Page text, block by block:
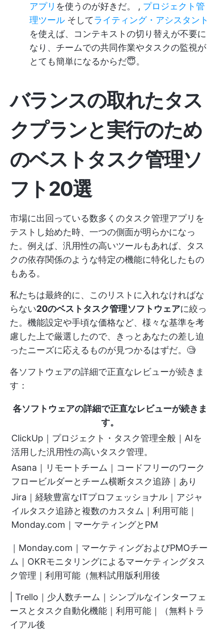
アプリ を使うのが好きだ。 , プロジェクト管
理ツール そしてライティング・アシスタント
を使えば、コンテキストの切り替えが不要に
なり、チームでの共同作業やタスクの監視が
とても簡単になるからだ😇。
バランスの取れたタス
クプランと実行のため
のベストタスク管理ソ
フト20選
市場に出回っている数多くのタスク管理アプリを
テストし始めた時、一つの側面が明らかになっ
た。例えば、汎用性の高いツールもあれば、タス
クの依存関係のような特定の機能に特化したもの
もある。
私たちは最終的に、このリストに入れなければな
らない20のベストタスク管理ソフトウェアに絞っ
た。機能設定や手頃な価格など、様々な基準を考
慮した上で厳選したので、きっとあなたの差し迫
ったニーズに応えるものが見つかるはずだ。🧐
各ソフトウェアの詳細で正直なレビューが続きま
す：
各ソフトウェアの詳細で正直なレビューが続きま
す。
ClickUp｜プロジェクト・タスク管理全般｜AIを
活用した汎用性の高いタスク管理。
Asana｜リモートチーム｜コードフリーのワーク
フロービルダーとチーム横断タスク追跡｜あり
Jira｜経験豊富なITプロフェッショナル｜アジャ
イルタスク追跡と複数のカスタム｜利用可能｜
Monday.com｜マーケティングとPM
｜Monday.com｜マーケティングおよびPMOチー
ム｜OKRモニタリングによるマーケティングタス
ク管理｜利用可能（無料試用版利用後
| Trello｜少人数チーム｜シンプルなインターフェ
ースとタスク自動化機能｜利用可能｜（無料トラ
イアル後